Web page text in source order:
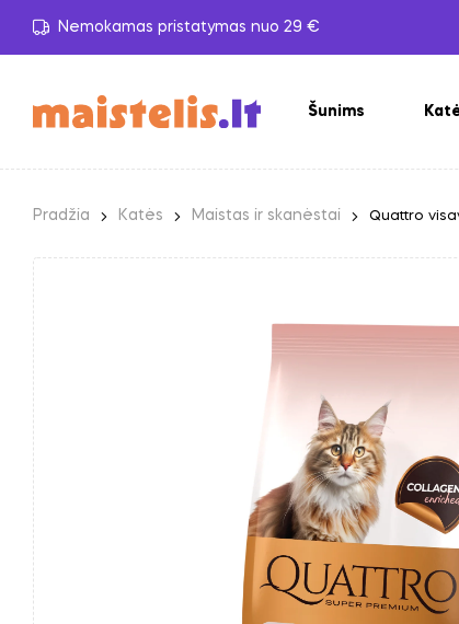
Nemokamas pristatymas nuo 29 €
Šunims
Pradžia Katės Maistas ir skanėstai Quattro